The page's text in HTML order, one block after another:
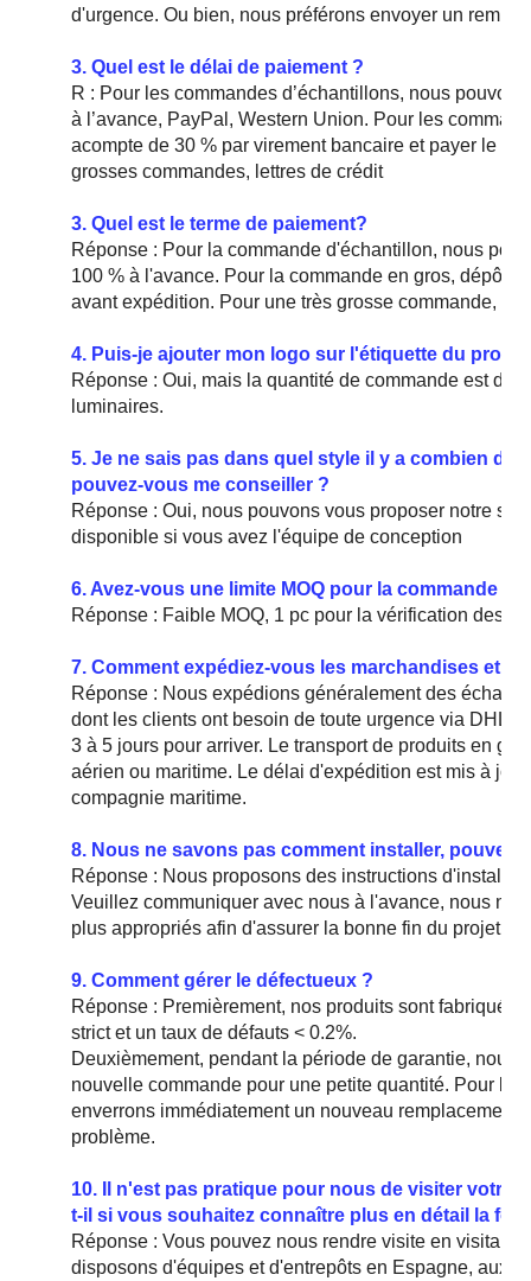
d'urgence. Ou bien, nous préférons envoyer un
3. Quel est le délai de paiement ?
R : Pour les commandes d’échantillons, nous
à l’avance, PayPal, Western Union. Pour les
acompte de 30 % par virement bancaire et payer le
grosses commandes, lettres de crédit
3. Quel est le terme de paiement?
Réponse : Pour la commande d'échantillon, nous
100 % à l'avance. Pour la commande en gros, dépôt
avant expédition. Pour une très grosse commande, L/
4. Puis-je ajouter mon logo sur l'étiquette du
Réponse : Oui, mais la quantité de commande est
luminaires.
5. Je ne sais pas dans quel style il y a combien de
pouvez-vous me conseiller ?
Réponse : Oui, nous pouvons vous proposer notre
disponible si vous avez l'équipe de conception
6. Avez-vous une limite MOQ pour la commande
Réponse : Faible MOQ, 1 pc pour la vérification des
7. Comment expédiez-vous les marchandises et
Réponse : Nous expédions généralement des
dont les clients ont besoin de toute urgence via DHL,
3 à 5 jours pour arriver. Le transport de produits en
aérien ou maritime. Le délai d'expédition est mis à
compagnie maritime.
8. Nous ne savons pas comment installer,
Réponse : Nous proposons des instructions
Veuillez communiquer avec nous à l'avance, nous
plus appropriés afin d'assurer la bonne fin du projet.
9. Comment gérer le défectueux ?
Réponse : Premièrement, nos produits sont fabriqués
strict et un taux de défauts < 0.2%.
Deuxièmement, pendant la période de garantie, nous
nouvelle commande pour une petite quantité. Pour
enverrons immédiatement un nouveau remplacement
problème.
10. Il n'est pas pratique pour nous de visiter votre
t-il si vous souhaitez connaître plus en détail la
Réponse : Vous pouvez nous rendre visite en visitant
disposons d'équipes et d'entrepôts en Espagne, aux